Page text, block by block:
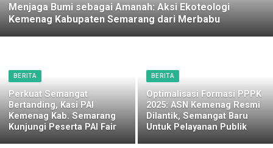
Menjaga Bumi sebagai Amanah: Aksi Ekoteologi
Kemenag Kabupaten Semarang dari Merbabu
BERITA
Perkuat Semangat
Bertanding, Kasi PAI
Kemenag Kab. Semarang
Kunjungi Peserta PAI Fair
BERITA
Optimalisasi Formasi PPPK
2025: ASN Kemenag Resmi
Dilantik, Semangat Baru
Untuk Pelayanan Publik